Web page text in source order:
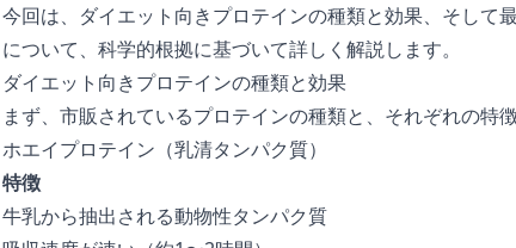
今回は、ダイエット向きプロテインの種類と効果、そして
について、科学的根拠に基づいて詳しく解説します。
ダイエット向きプロテインの種類と効果
まず、市販されているプロテインの種類と、それぞれの特
ホエイプロテイン（乳清タンパク質）
特徴
牛乳から抽出される動物性タンパク質